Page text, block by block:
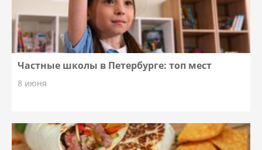
Частные школы в Петербурге: топ мест
8 июня